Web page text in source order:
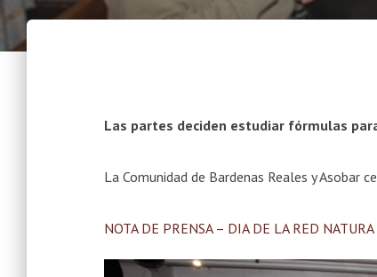
Las partes deciden estudiar fórmulas
La Comunidad de Bardenas Reales y
NOTA DE PRENSA – DIA DE LA RED